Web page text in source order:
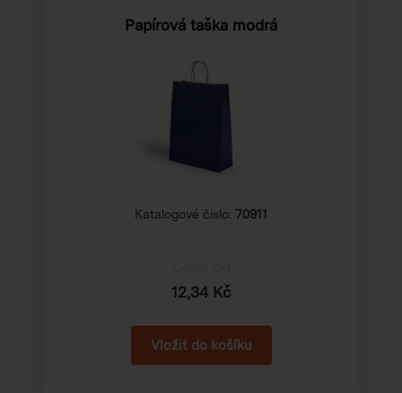
Papírová taška modrá
Katalogové číslo: 70911
12,34 Kč